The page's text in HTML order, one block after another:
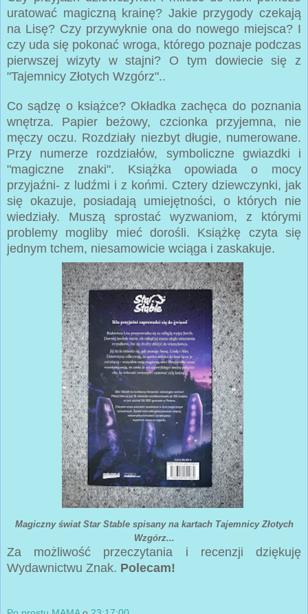
uratować magiczną krainę? Jakie przygody czekają
na Lisę? Czy przywyknie ona do nowego miejsca? I
czy uda się pokonać wroga, którego poznaje podczas
pierwszej wizyty w stajni? O tym dowiecie się z
"Tajemnicy Złotych Wzgórz"..
Co sądzę o książce? Okładka zachęca do poznania
wnętrza. Papier beżowy, czcionka przyjemna, nie
męczy oczu. Rozdziały niezbyt długie, numerowane.
Przy numerze rozdziałów, symboliczne gwiazdki i
"magiczne znaki". Książka opowiada o mocy
przyjaźni- z ludźmi i z końmi. Cztery dziewczynki, jak
się okazuje, posiadają umiejętności, o których nie
wiedziały. Muszą sprostać wyzwaniom, z którymi
problemy mogliby mieć dorośli. Książkę czyta się
jednym tchem, niesamowicie wciąga i zaskakuje.
Magiczny świat Star Stable spisany na kartach Tajemnicy Złotych
Wzgórz...
Za możliwość przeczytania i recenzji dziękuję
Wydawnictwu Znak. Polecam!